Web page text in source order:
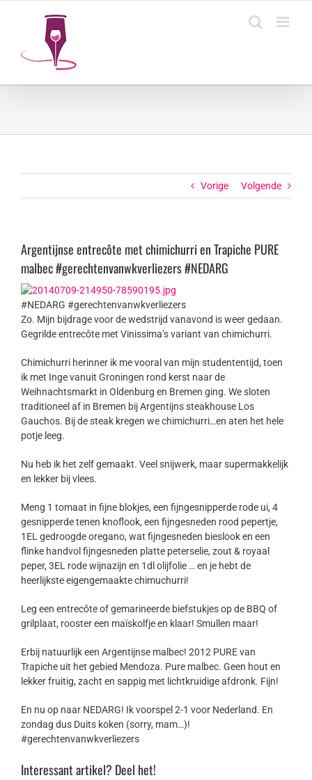
Vorige Volgende
Argentijnse entrecôte met chimichurri en Trapiche PURE
malbec #gerechtenvanwkverliezers #NEDARG
#NEDARG #gerechtenvanwkverliezers
Zo. Mijn bijdrage voor de wedstrijd vanavond is weer gedaan.
Gegrilde entrecôte met Vinissima’s variant van chimichurri.
Chimichurri herinner ik me vooral van mijn studententijd, toen
ik met Inge vanuit Groningen rond kerst naar de
Weihnachtsmarkt in Oldenburg en Bremen ging. We sloten
traditioneel af in Bremen bij Argentijns steakhouse Los
Gauchos. Bij de steak kregen we chimichurri…en aten het hele
potje leeg.
Nu heb ik het zelf gemaakt. Veel snijwerk, maar supermakkelijk
en lekker bij vlees.
Meng 1 tomaat in fijne blokjes, een fijngesnipperde rode ui, 4
gesnipperde tenen knoflook, een fijngesneden rood pepertje,
1EL gedroogde oregano, wat fijngesneden bieslook en een
flinke handvol fijngesneden platte peterselie, zout & royaal
peper, 3EL rode wijnazijn en 1dl olijfolie … en je hebt de
heerlijkste eigengemaakte chimuchurri!
Leg een entrecôte of gemarineerde biefstukjes op de BBQ of
grilplaat, rooster een maïskolfje en klaar! Smullen maar!
Erbij natuurlijk een Argentijnse malbec! 2012 PURE van
Trapiche uit het gebied Mendoza. Pure malbec. Geen hout en
lekker fruitig, zacht en sappig met lichtkruidige afdronk. Fijn!
En nu op naar NEDARG! Ik voorspel 2-1 voor Nederland. En
zondag dus Duits koken (sorry, mam…)!
#gerechtenvanwkverliezers
Interessant artikel? Deel het!